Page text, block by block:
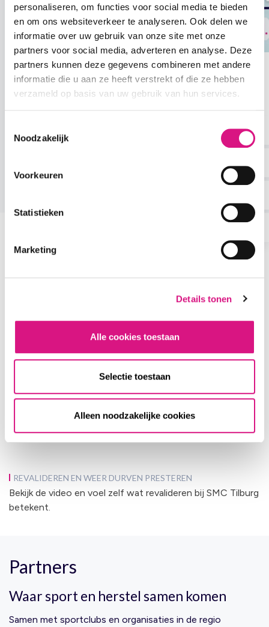
personaliseren, om functies voor social media te bieden
en om ons websiteverkeer te analyseren. Ook delen we
informatie over uw gebruik van onze site met onze
partners voor social media, adverteren en analyse. Deze
partners kunnen deze gegevens combineren met andere
informatie die u aan ze heeft verstrekt of die ze hebben
verzameld op basis van uw gebruik van hun services.
Noodzakelijk
Voorkeuren
Statistieken
Marketing
Details tonen
Alle cookies toestaan
Selectie toestaan
Alleen noodzakelijke cookies
Wordt je eigen hardlooptrainer;
Complete cursus!
1/6
REVALIDEREN EN WEER DURVEN PRESTEREN
Bekijk de video en voel zelf wat revalideren bij SMC Tilburg
betekent.
Partners
Waar sport en herstel samen komen
Samen met sportclubs en organisaties in de regio